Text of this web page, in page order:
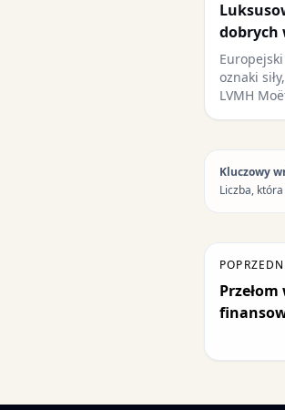
dobrych
oznaki
LVMH
Kluczowy
Liczba,